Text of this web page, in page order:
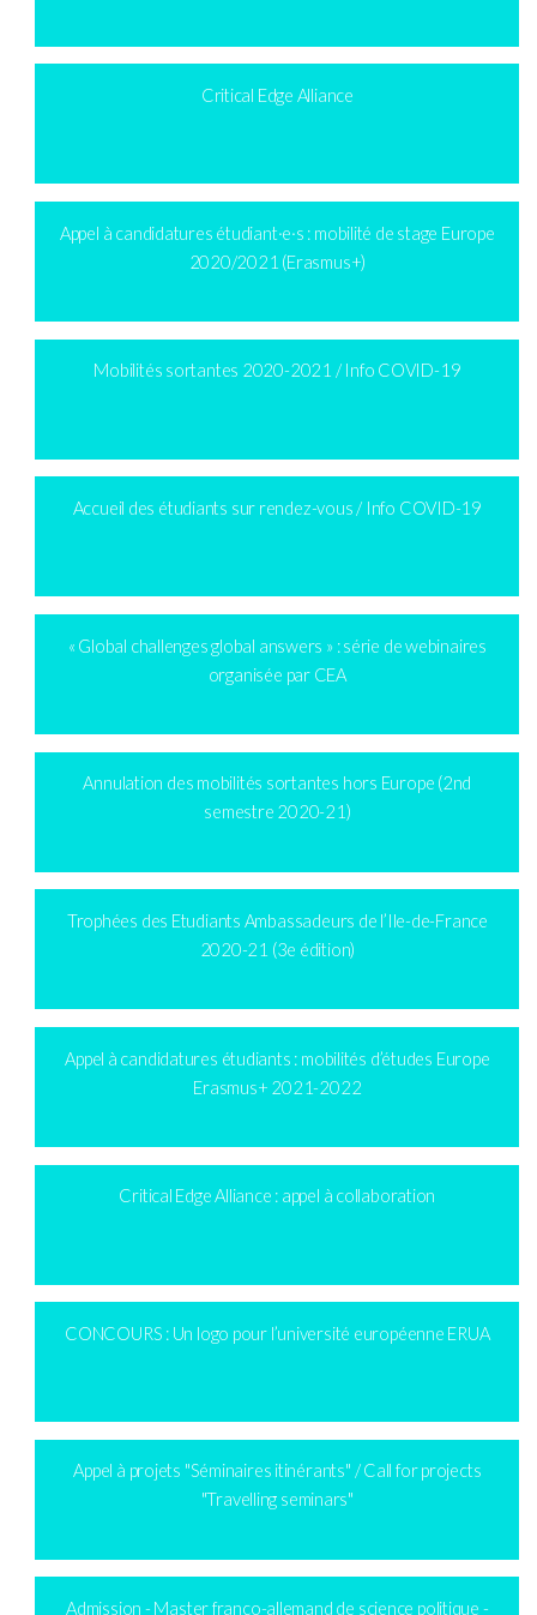
Critical Edge Alliance
Appel à candidatures étudiant·e·s : mobilité de stage Europe
2020/2021 (Erasmus+)
Mobilités sortantes 2020-2021 / Info COVID-19
Accueil des étudiants sur rendez-vous / Info COVID-19
« Global challenges global answers » : série de webinaires
organisée par CEA
Annulation des mobilités sortantes hors Europe (2nd
semestre 2020-21)
Trophées des Etudiants Ambassadeurs de l’Ile-de-France
2020-21 (3e édition)
Appel à candidatures étudiants : mobilités d’études Europe
Erasmus+ 2021-2022
Critical Edge Alliance : appel à collaboration
CONCOURS : Un logo pour l’université européenne ERUA
Appel à projets "Séminaires itinérants" / Call for projects
"Travelling seminars"
Admission - Master franco-allemand de science politique -